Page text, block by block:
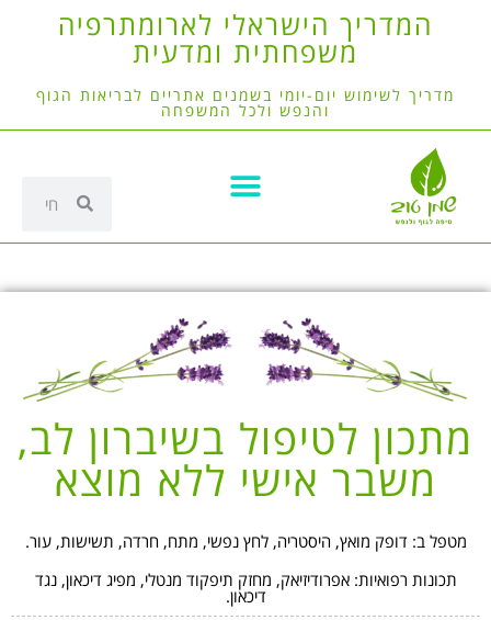
המדריך הישראלי לארומתרפיה
משפחתית ומדעית
מדריך לשימוש יום-יומי בשמנים אתריים לבריאות הגוף
והנפש ולכל המשפחה
מתכון לטיפול בשיברון לב,
משבר אישי ללא מוצא
מטפל ב: דופק מואץ, היסטריה, לחץ נפשי, מתח, חרדה, תשישות, עור.
תכונות רפואיות: אפרודיזיאק, מחזק תיפקוד מנטלי, מפיג דיכאון, נגד
דיכאון.